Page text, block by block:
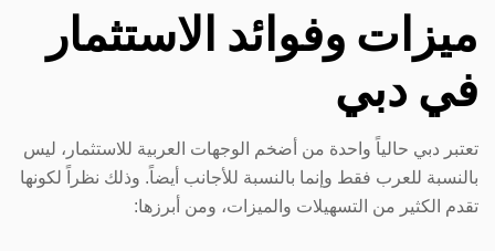
ميزات وفوائد الاستثمار
في دبي
تعتبر دبي حالياً واحدة من أضخم الوجهات العربية للاستثمار، ليس
بالنسبة للعرب فقط وإنما بالنسبة للأجانب أيضاً. وذلك نظراً لكونها
تقدم الكثير من التسهيلات والميزات، ومن أبرزها: